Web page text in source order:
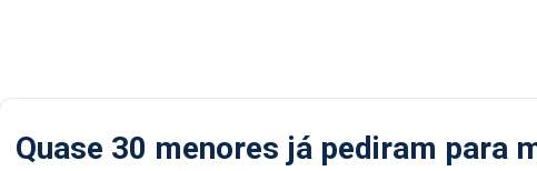
Quase 30 menores já pediram para